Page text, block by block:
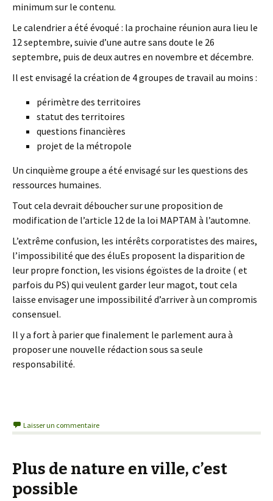
minimum sur le contenu.
Le calendrier a été évoqué : la prochaine réunion aura lieu le
12 septembre, suivie d’une autre sans doute le 26
septembre, puis de deux autres en novembre et décembre.
Il est envisagé la création de 4 groupes de travail au moins :
périmètre des territoires
statut des territoires
questions financières
projet de la métropole
Un cinquième groupe a été envisagé sur les questions des
ressources humaines.
Tout cela devrait déboucher sur une proposition de
modification de l’article 12 de la loi MAPTAM à l’automne.
L’extrême confusion, les intérêts corporatistes des maires,
l’impossibilité que des éluEs proposent la disparition de
leur propre fonction, les visions égoïstes de la droite ( et
parfois du PS) qui veulent garder leur magot, tout cela
laisse envisager une impossibilité d’arriver à un compromis
consensuel.
Il y a fort à parier que finalement le parlement aura à
proposer une nouvelle rédaction sous sa seule
responsabilité.
Laisser un commentaire
Plus de nature en ville, c’est
possible